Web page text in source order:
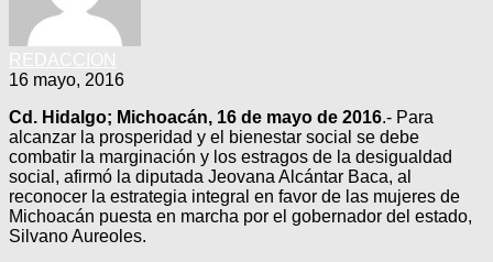
16 mayo, 2016
Cd. Hidalgo; Michoacán, 16 de mayo de 2016.- Para
alcanzar la prosperidad y el bienestar social se debe
combatir la marginación y los estragos de la desigualdad
social, afirmó la diputada Jeovana Alcántar Baca, al
reconocer la estrategia integral en favor de las mujeres de
Michoacán puesta en marcha por el gobernador del estado,
Silvano Aureoles.